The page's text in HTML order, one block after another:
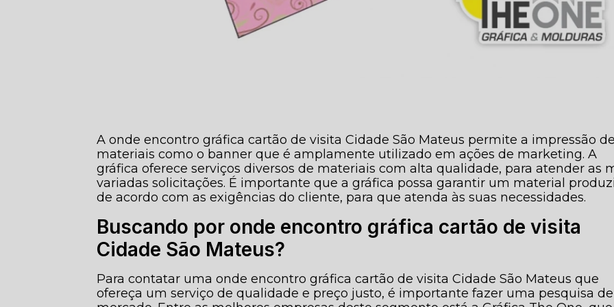
A onde encontro gráfica cartão de visita Cidade São Mateus permite a impressão de
materiais como o banner que é amplamente utilizado em ações de marketing. A
gráfica oferece serviços diversos de materiais com alta qualidade, para atender as
variadas solicitações. É importante que a gráfica possa garantir um material
de acordo com as exigências do cliente, para que atenda às suas necessidades.
Buscando por onde encontro gráfica cartão de visita
Cidade São Mateus?
Para contatar uma onde encontro gráfica cartão de visita Cidade São Mateus que
ofereça um serviço de qualidade e preço justo, é importante fazer uma pesquisa de